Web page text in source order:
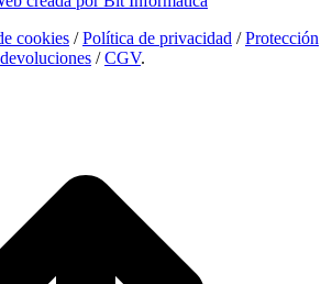
cookies /Política de privacidad /Protección
/CGV.